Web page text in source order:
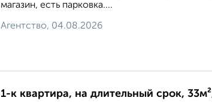
магазин, есть парковка....
Агентство, 04.08.2026
1-к квартира, на длительный срок,